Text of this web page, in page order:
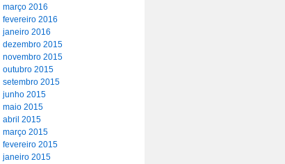
março 2016
fevereiro 2016
janeiro 2016
dezembro 2015
novembro 2015
outubro 2015
setembro 2015
junho 2015
maio 2015
abril 2015
março 2015
fevereiro 2015
janeiro 2015